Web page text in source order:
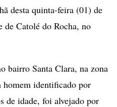
desta quinta-feira (01) de
de Catolé do Rocha, no
bairro Santa Clara, na zona
homem identificado por
de idade, foi alvejado por